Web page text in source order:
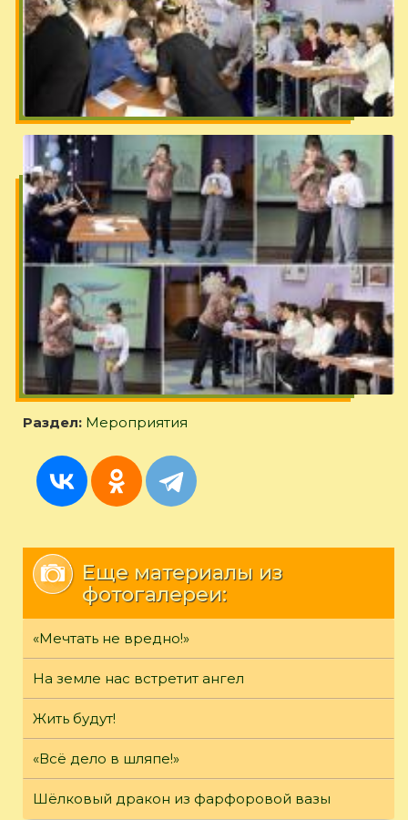
Раздел: Мероприятия
Еще материалы из
фотогалереи:
«Мечтать не вредно!»
На земле нас встретит ангел
Жить будут!
«Всё дело в шляпе!»
Шёлковый дракон из фарфоровой вазы